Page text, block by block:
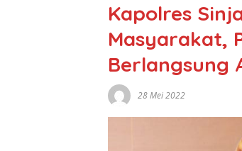
Kapolres
Masyarakat,
Berlangsung
28 Mei 2022